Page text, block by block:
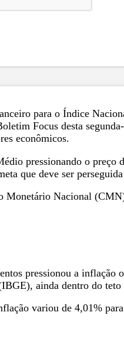
para o Índice
Focus desta
econômicos.
pressionando o preço
que deve ser
Monetário Nacional
pressionou a
ainda dentro do
variou de 4,01%